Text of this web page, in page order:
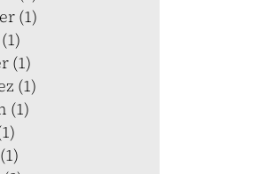
(1)
(1)
(1)
(1)